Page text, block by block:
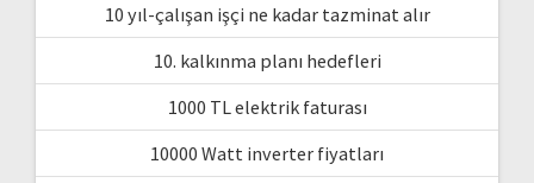
10 yıl-çalışan işçi ne kadar tazminat alır
10. kalkınma planı hedefleri
1000 TL elektrik faturası
10000 Watt inverter fiyatları